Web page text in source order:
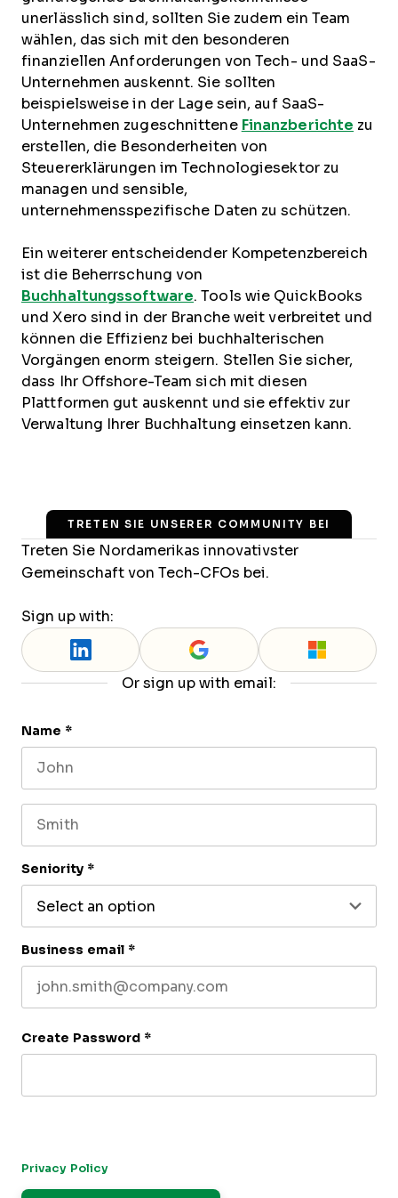
unerlässlich sind, sollten Sie zudem ein Team
wählen, das sich mit den besonderen
finanziellen Anforderungen von Tech- und SaaS-
Unternehmen auskennt. Sie sollten
beispielsweise in der Lage sein, auf SaaS-
Unternehmen zugeschnittene Finanzberichte zu
erstellen, die Besonderheiten von
Steuererklärungen im Technologiesektor zu
managen und sensible,
unternehmensspezifische Daten zu schützen.
Ein weiterer entscheidender Kompetenzbereich
ist die Beherrschung von
Buchhaltungssoftware. Tools wie QuickBooks
und Xero sind in der Branche weit verbreitet und
können die Effizienz bei buchhalterischen
Vorgängen enorm steigern. Stellen Sie sicher,
dass Ihr Offshore-Team sich mit diesen
Plattformen gut auskennt und sie effektiv zur
Verwaltung Ihrer Buchhaltung einsetzen kann.
TRETEN SIE UNSERER COMMUNITY BEI
Treten Sie Nordamerikas innovativster
Gemeinschaft von Tech-CFOs bei.
Sign up with:
Or sign up with email:
Name *
Seniority *
Business email *
Create Password *
Privacy Policy